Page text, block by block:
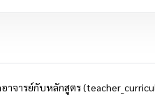
าจารย์กับหลักสูตร